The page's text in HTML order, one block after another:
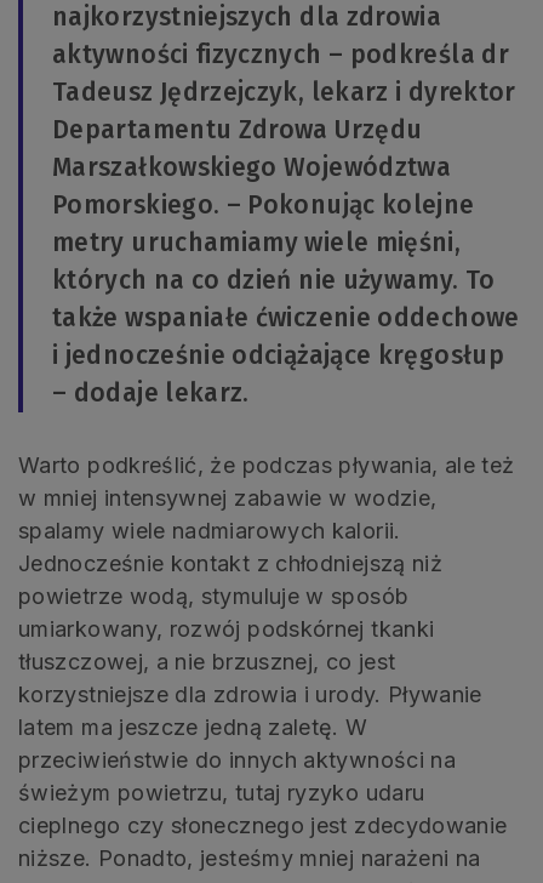
najkorzystniejszych dla zdrowia
aktywności fizycznych – podkreśla dr
Tadeusz Jędrzejczyk, lekarz i dyrektor
Departamentu Zdrowa Urzędu
Marszałkowskiego Województwa
Pomorskiego. – Pokonując kolejne
metry uruchamiamy wiele mięśni,
których na co dzień nie używamy. To
także wspaniałe ćwiczenie oddechowe
i jednocześnie odciążające kręgosłup
– dodaje lekarz.
Warto podkreślić, że podczas pływania, ale też
w mniej intensywnej zabawie w wodzie,
spalamy wiele nadmiarowych kalorii.
Jednocześnie kontakt z chłodniejszą niż
powietrze wodą, stymuluje w sposób
umiarkowany, rozwój podskórnej tkanki
tłuszczowej, a nie brzusznej, co jest
korzystniejsze dla zdrowia i urody. Pływanie
latem ma jeszcze jedną zaletę. W
przeciwieństwie do innych aktywności na
świeżym powietrzu, tutaj ryzyko udaru
cieplnego czy słonecznego jest zdecydowanie
niższe. Ponadto, jesteśmy mniej narażeni na